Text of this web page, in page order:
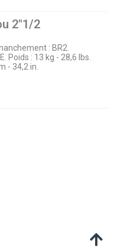
2″1/2
: BR2.
Poids : 13 kg - 28,6 lbs.
- 34,2 in.